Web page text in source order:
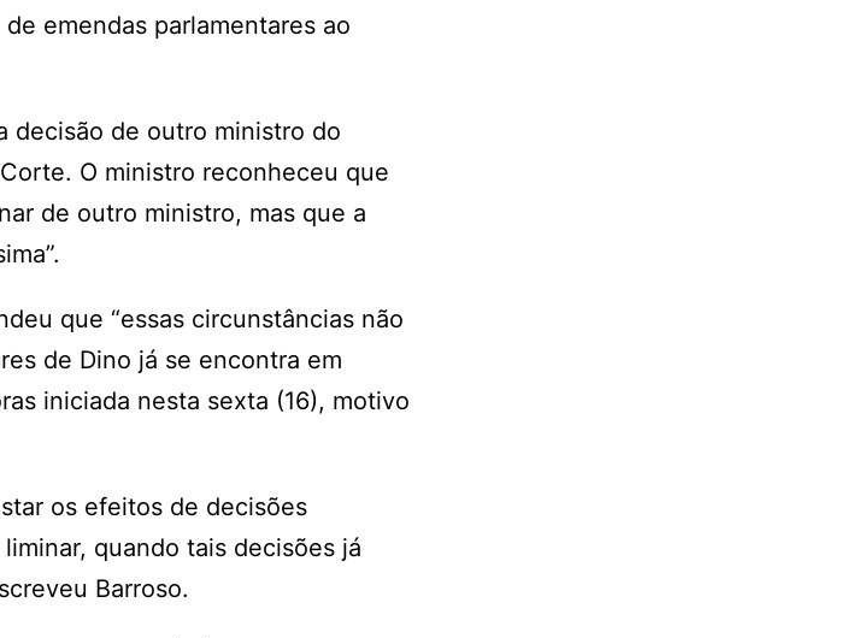
emendas parlamentares ao
decisão de outro ministro do
O ministro reconheceu que
de outro ministro, mas que a
que “essas circunstâncias não
de Dino já se encontra em
iniciada nesta sexta (16), motivo
os efeitos de decisões
quando tais decisões já
Barroso.